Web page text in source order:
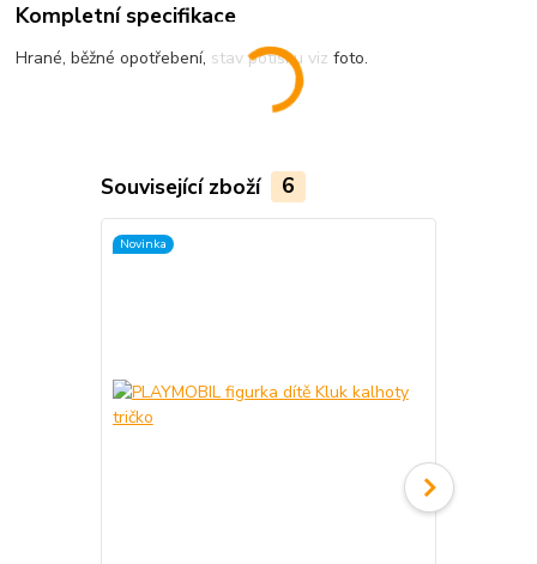
Kompletní specifikace
Hrané, běžné opotřebení, stav potisku viz foto.
Související zboží 6
Novinka